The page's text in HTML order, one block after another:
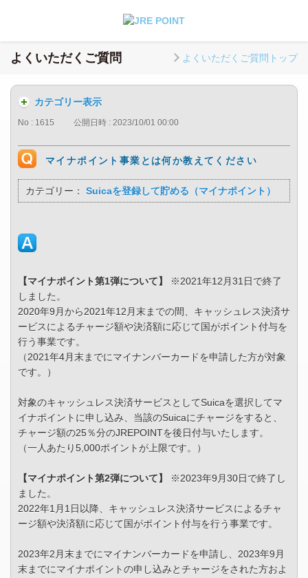
よくいただくご質問 よくいただくご質問トップ
カテゴリー表示
No : 1615 公開日時 : 2023/10/01 00:00
マイナポイント事業とは何か教えてください
カテゴリー： Suicaを登録して貯める（マイナポイント）
【マイナポイント第1弾について】
※2021年12月31日で終了
しました。
2020年9月から2021年12月末までの間、キャッシュレス決済サ
ービスによるチャージ額や決済額に応じて国がポイント付与を
行う事業です。
（2021年4月末までにマイナンバーカードを申請した方が対象
です。）
対象のキャッシュレス決済サービスとしてSuicaを選択してマ
イナポイントに申し込み、当該のSuicaにチャージをすると、
チャージ額の25％分のJREPOINTを後日付与いたします。
（一人あたり5,000ポイントが上限です。）
【マイナポイント第2弾について】
※2023年9月30日で終了し
ました。
2022年1月1日以降、キャッシュレス決済サービスによるチャ
ージ額や決済額に応じて国がポイント付与を行う事業です。
2023年2月末までにマイナンバーカードを申請し、2023年9月
末までにマイナポイントの申し込みとチャージをされた方およ